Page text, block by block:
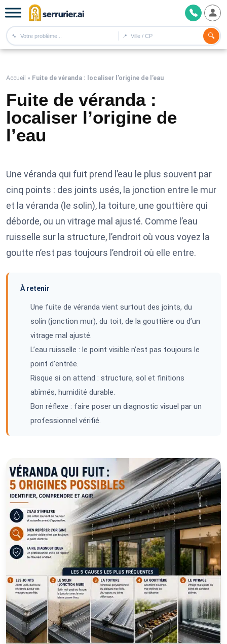
🔧 📍 🔍
Accueil » Fuite de véranda : localiser l’origine de l’eau
Fuite de véranda :
localiser l’origine de
l’eau
Une véranda qui fuit prend l’eau le plus souvent par
cinq points : des joints usés, la jonction entre le mur
et la véranda (le solin), la toiture, une gouttière qui
déborde, ou un vitrage mal ajusté. Comme l’eau
ruisselle sur la structure, l’endroit où vous voyez la
goutte n’est pas toujours l’endroit où elle entre.
À retenir
Une fuite de véranda vient surtout des joints, du
solin (jonction mur), du toit, de la gouttière ou d’un
vitrage mal ajusté.
L’eau ruisselle : le point visible n’est pas toujours le
point d’entrée.
Risque si on attend : structure, sol et finitions
abîmés, humidité durable.
Bon réflexe : faire poser un diagnostic visuel par un
professionnel vérifié.